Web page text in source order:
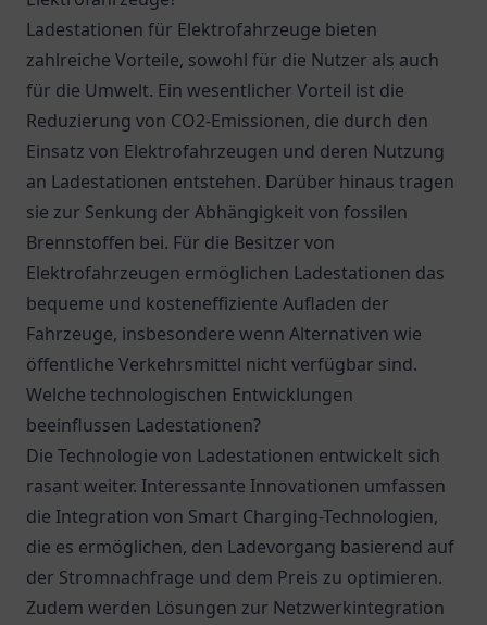
Ladestationen für Elektrofahrzeuge bieten
zahlreiche Vorteile, sowohl für die Nutzer als auch
für die Umwelt. Ein wesentlicher Vorteil ist die
Reduzierung von CO2-Emissionen, die durch den
Einsatz von Elektrofahrzeugen und deren Nutzung
an Ladestationen entstehen. Darüber hinaus tragen
sie zur Senkung der Abhängigkeit von fossilen
Brennstoffen bei. Für die Besitzer von
Elektrofahrzeugen ermöglichen Ladestationen das
bequeme und kosteneffiziente Aufladen der
Fahrzeuge, insbesondere wenn Alternativen wie
öffentliche Verkehrsmittel nicht verfügbar sind.
Welche technologischen Entwicklungen
beeinflussen Ladestationen?
Die Technologie von Ladestationen entwickelt sich
rasant weiter. Interessante Innovationen umfassen
die Integration von Smart Charging-Technologien,
die es ermöglichen, den Ladevorgang basierend auf
der Stromnachfrage und dem Preis zu optimieren.
Zudem werden Lösungen zur Netzwerkintegration